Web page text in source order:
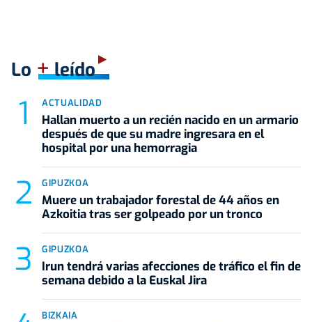
Lo +leído
ACTUALIDAD
Hallan muerto a un recién nacido en un armario
después de que su madre ingresara en el
hospital por una hemorragia
GIPUZKOA
Muere un trabajador forestal de 44 años en
Azkoitia tras ser golpeado por un tronco
GIPUZKOA
Irun tendrá varias afecciones de tráfico el fin de
semana debido a la Euskal Jira
BIZKAIA